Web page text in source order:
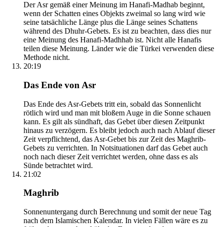
Der Asr gemäß einer Meinung im Hanafi-Madhab beginnt,
wenn der Schatten eines Objekts zweimal so lang wird wie
seine tatsächliche Länge plus die Länge seines Schattens
während des Dhuhr-Gebets. Es ist zu beachten, dass dies nur
eine Meinung des Hanafi-Madhhab ist. Nicht alle Hanafis
teilen diese Meinung. Länder wie die Türkei verwenden diese
Methode nicht.
20:19
Das Ende von Asr
Das Ende des Asr-Gebets tritt ein, sobald das Sonnenlicht
rötlich wird und man mit bloßem Auge in die Sonne schauen
kann. Es gilt als sündhaft, das Gebet über diesen Zeitpunkt
hinaus zu verzögern. Es bleibt jedoch auch nach Ablauf dieser
Zeit verpflichtend, das Asr-Gebet bis zur Zeit des Maghrib-
Gebets zu verrichten. In Notsituationen darf das Gebet auch
noch nach dieser Zeit verrichtet werden, ohne dass es als
Sünde betrachtet wird.
21:02
Maghrib
Sonnenuntergang durch Berechnung und somit der neue Tag
nach dem Islamischen Kalendar. In vielen Fällen wäre es zu